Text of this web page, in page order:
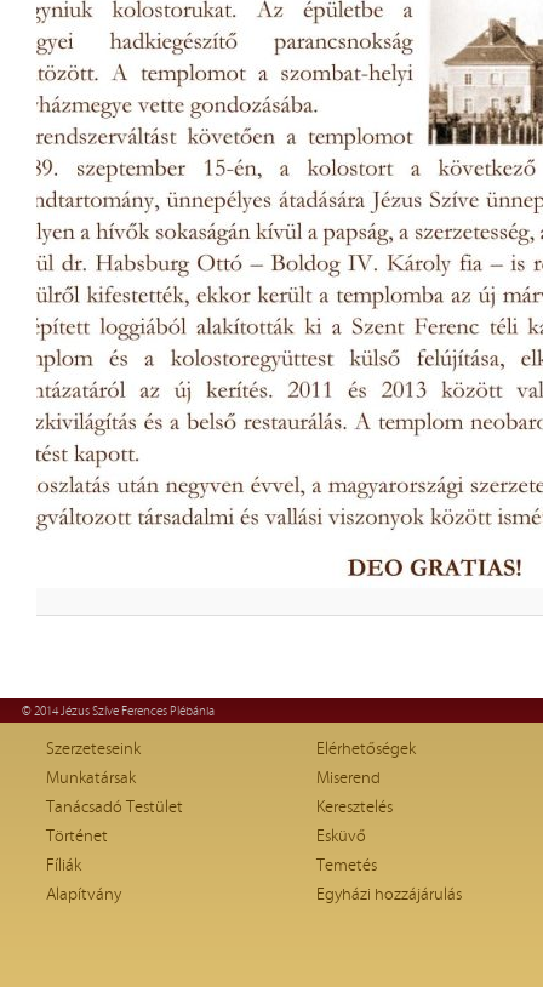
© 2014 Jézus Szíve Ferences Plébánia
Szerzeteseink
Munkatársak
Tanácsadó Testület
Történet
Fíliák
Alapítvány
Elérhetőségek
Miserend
Keresztelés
Esküvő
Temetés
Egyházi hozzájárulás